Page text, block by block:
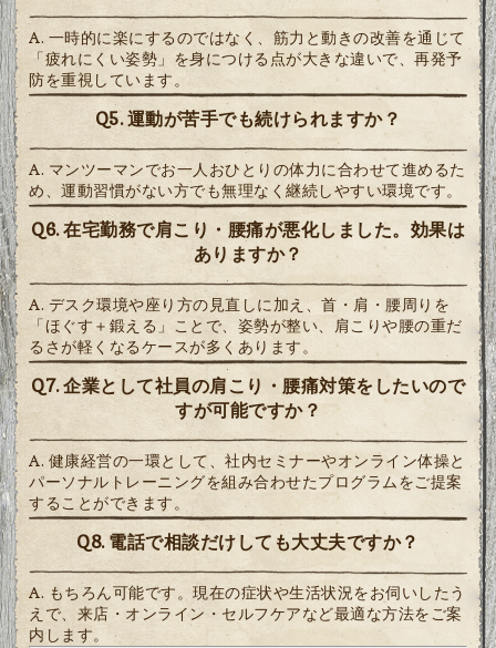
A. 一時的に楽にするのではなく、筋力と動きの改善を通じて
「疲れにくい姿勢」を身につける点が大きな違いで、再発予
防を重視しています。
Q5. 運動が苦手でも続けられますか？
A. マンツーマンでお一人おひとりの体力に合わせて進めるた
め、運動習慣がない方でも無理なく継続しやすい環境です。
Q6. 在宅勤務で肩こり・腰痛が悪化しました。効果は
ありますか？
A. デスク環境や座り方の見直しに加え、首・肩・腰周りを
「ほぐす＋鍛える」ことで、姿勢が整い、肩こりや腰の重だ
るさが軽くなるケースが多くあります。
Q7. 企業として社員の肩こり・腰痛対策をしたいので
すが可能ですか？
A. 健康経営の一環として、社内セミナーやオンライン体操と
パーソナルトレーニングを組み合わせたプログラムをご提案
することができます。
Q8. 電話で相談だけしても大丈夫ですか？
A. もちろん可能です。現在の症状や生活状況をお伺いしたう
えで、来店・オンライン・セルフケアなど最適な方法をご案
内します。